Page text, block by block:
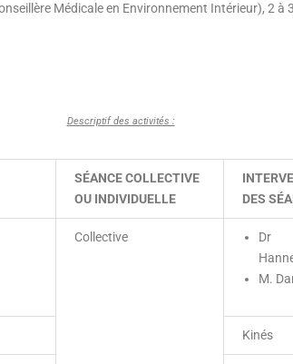
Médicale en Environnement Intérieur), 2
SÉANCE COLLECTIVE
OU INDIVIDUELLE
DES
Descriptif des activités :
Collective
Dr
M.
Kinés